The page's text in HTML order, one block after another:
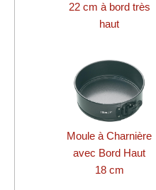
22 cm à bord très
haut
Moule à Charnière
avec Bord Haut
18 cm